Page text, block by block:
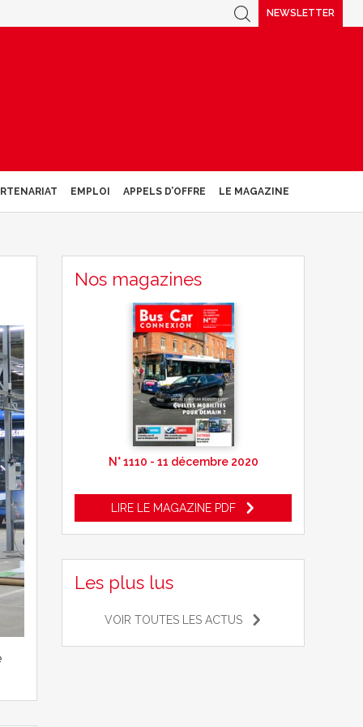
NEWSLETTER
EMPLOI APPELS D’OFFRE LE MAGAZINE
Nos magazines
N° 1110 - 11 décembre 2020
LIRE LE MAGAZINE PDF
Les plus lus
VOIR TOUTES LES ACTUS